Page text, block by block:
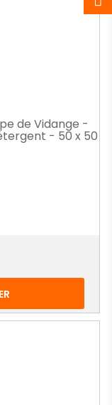
de Vidange -
- 50 x 50